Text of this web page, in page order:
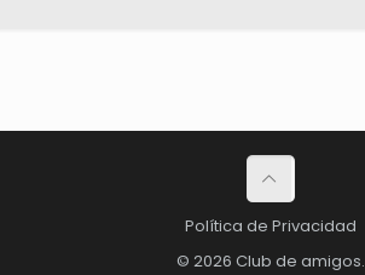
Política de Privacidad
© 2026 Club de amigos.